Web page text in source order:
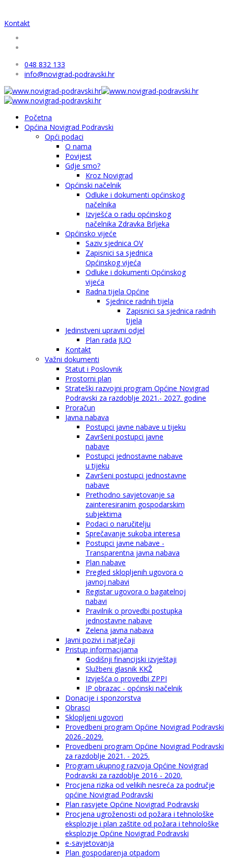
Kontakt
048 832 133
info@novigrad-podravski.hr
Početna
Općina Novigrad Podravski
Opći podaci
O nama
Povijest
Gdje smo?
Kroz Novigrad
Općinski načelnik
Odluke i dokumenti općinskog
načelnika
Izvješća o radu općinskog
načelnika Zdravka Brljeka
Općinsko vijeće
Saziv sjednica OV
Zapisnici sa sjednica
Općinskog vijeća
Odluke i dokumenti Općinskog
vijeća
Radna tijela Općine
Sjednice radnih tijela
Zapisnici sa sjednica radnih
tijela
Jedinstveni upravni odjel
Plan rada JUO
Kontakt
Važni dokumenti
Statut i Poslovnik
Prostorni plan
Strateški razvojni program Općine Novigrad
Podravski za razdoblje 2021.- 2027. godine
Proračun
Javna nabava
Postupci javne nabave u tijeku
Završeni postupci javne
nabave
Postupci jednostavne nabave
u tijeku
Završeni postupci jednostavne
nabave
Prethodno savjetovanje sa
zainteresiranim gospodarskim
subjektima
Podaci o naručitelju
Sprečavanje sukoba interesa
Postupci javne nabave -
Transparentna javna nabava
Plan nabave
Pregled sklopljenih ugovora o
javnoj nabavi
Registar ugovora o bagatelnoj
nabavi
Pravilnik o provedbi postupka
jednostavne nabave
Zelena javna nabava
Javni pozivi i natječaji
Pristup informacijama
Godišnji financijski izvještaji
Službeni glasnik KKŽ
Izvješća o provedbi ZPPI
IP obrazac - općinski načelnik
Donacije i sponzorstva
Obrasci
Sklopljeni ugovori
Provedbeni program Općine Novigrad Podravski
2026.-2029.
Provedbeni program Općine Novigrad Podravski
za razdoblje 2021. - 2025.
Program ukupnog razvoja Općine Novigrad
Podravski za razdoblje 2016 - 2020.
Procjena rizika od velikih nesreća za područje
općine Novigrad Podravski
Plan rasvjete Općine Novigrad Podravski
Procjena ugroženosti od požara i tehnološke
eksplozije i plan zaštite od požara i tehnološke
eksplozije Općine Novigrad Podravski
e-savjetovanja
Plan gospodarenja otpadom